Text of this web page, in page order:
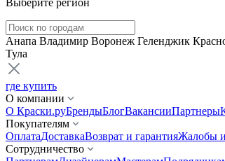
Выберите регион
Анапа Владимир Воронеж Геленджик
Тула
где купить
О компании
О Краски.руБрендыБлогВакансииПартнеры
Покупателям
ОплатаДоставкаВозврат и гарантияЖалобы
Сотрудничество